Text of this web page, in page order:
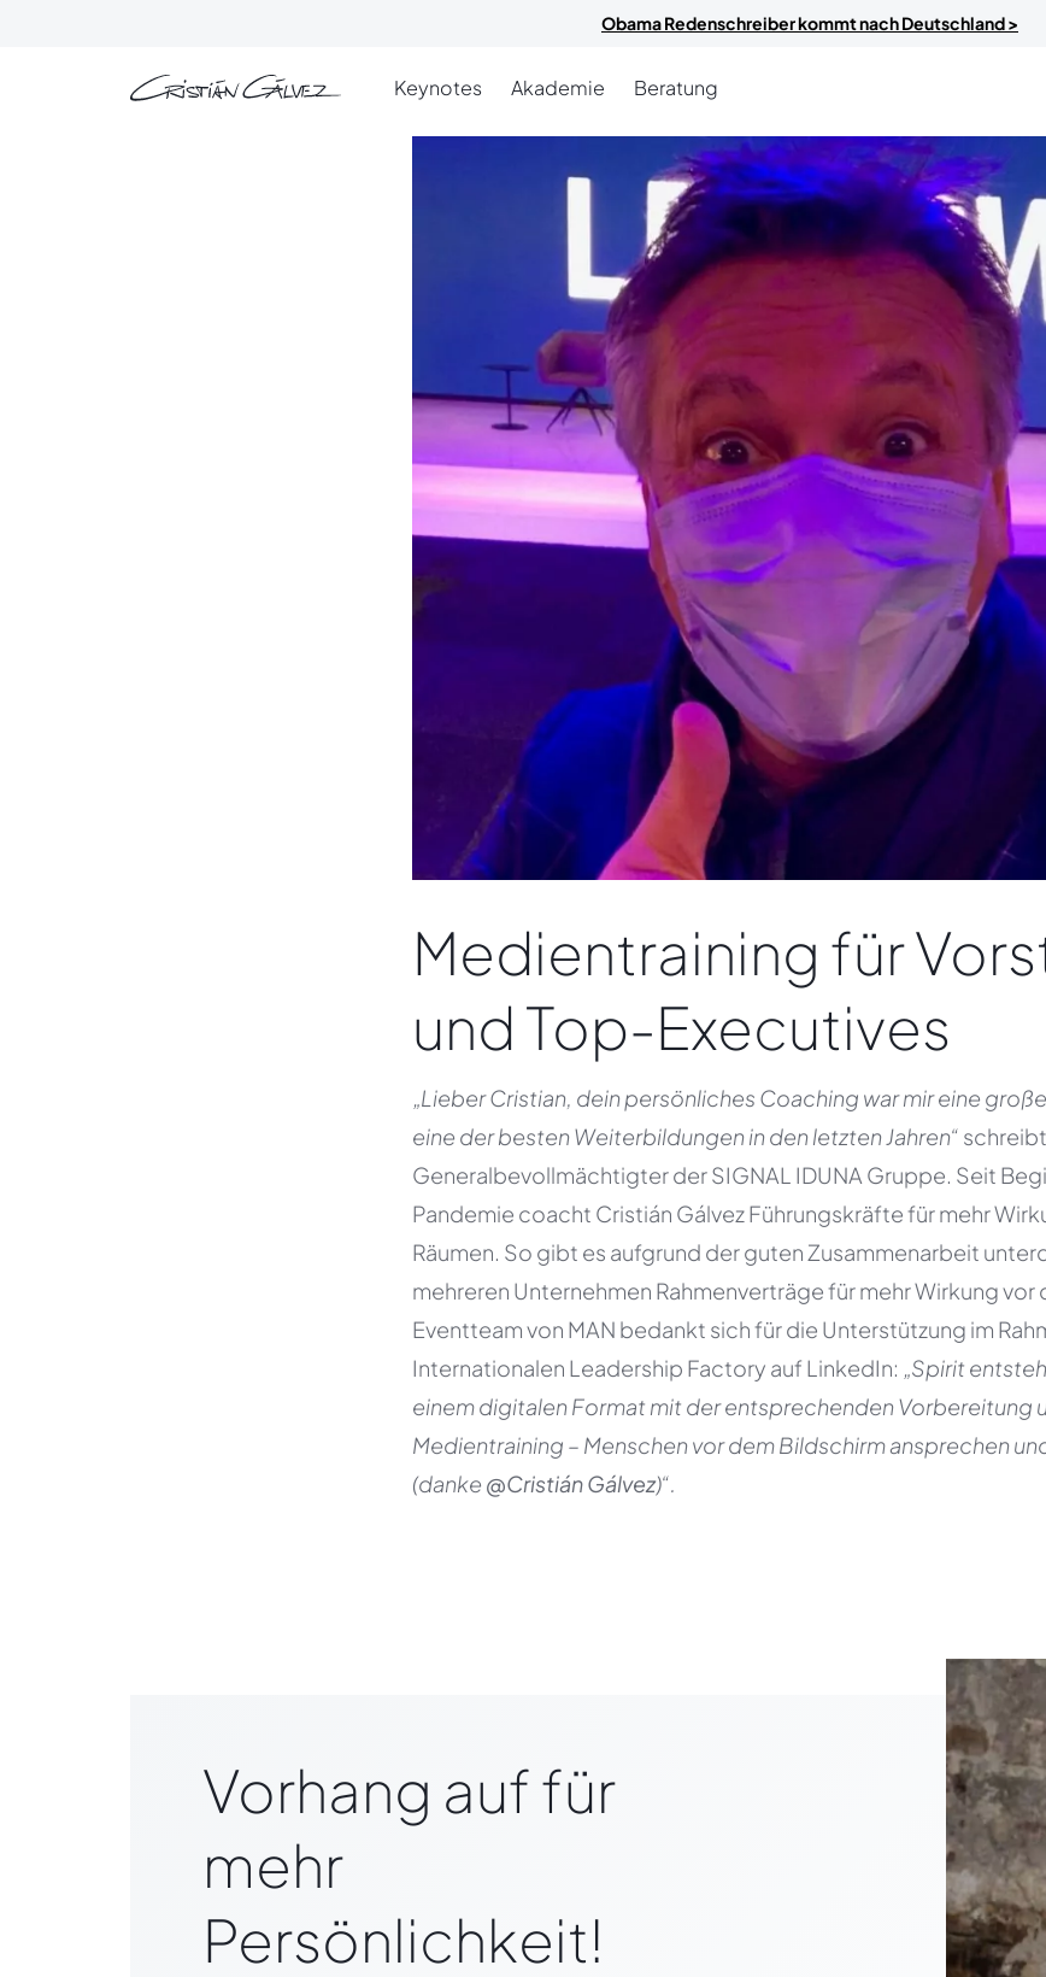
Obama Redenschreiber kommt nach Deutschland >
Keynotes Akademie Beratung
Medientraining für
und Top-Executives
„Lieber Cristian, dein persönliches Coaching war mir eine
eine der besten Weiterbildungen in den letzten Jahren“
Generalbevollmächtigter der SIGNAL IDUNA Gruppe. Seit
Pandemie coacht Cristián Gálvez Führungskräfte für mehr
Räumen. So gibt es aufgrund der guten Zusammenarbeit
mehreren Unternehmen Rahmenverträge für mehr Wirkung vor
Eventteam von MAN bedankt sich für die Unterstützung im
Internationalen Leadership Factory auf LinkedIn: „Spirit
einem digitalen Format mit der entsprechenden Vorbereitung
Medientraining – Menschen vor dem Bildschirm ansprechen
(danke @Cristián Gálvez)“.
Vorhang auf für
mehr
Persönlichkeit!